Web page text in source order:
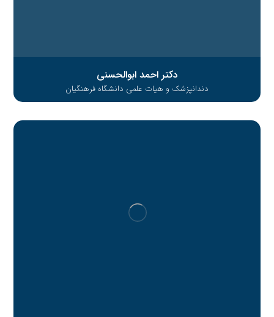
دکتر احمد ابوالحسنی
دندانپزشک و هیات علمی دانشگاه فرهنگیان